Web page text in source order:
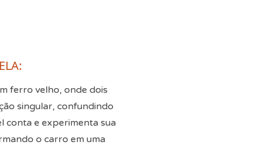
ferro velho, onde dois
singular, confundindo
conta e experimenta sua
o carro em uma